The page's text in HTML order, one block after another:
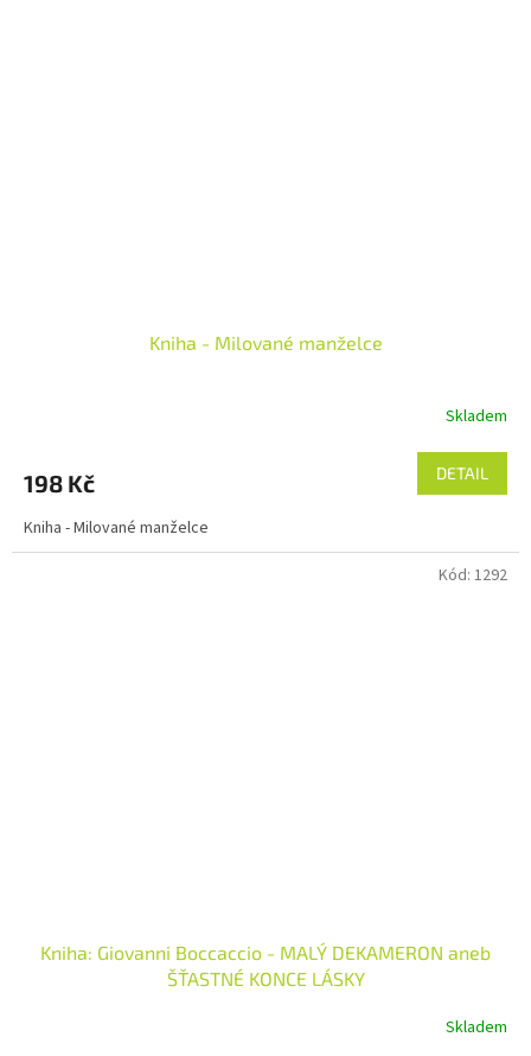
Kniha - Milované manželce
Skladem
198 Kč DETAIL
Kniha - Milované manželce
Kniha: Giovanni Boccaccio - MALÝ DEKAMERON aneb
ŠŤASTNÉ KONCE LÁSKY
Skladem
Kód: 1292